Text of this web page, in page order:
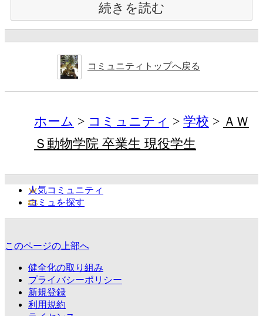
続きを読む
コミュニティトップへ戻る
ホーム コミュニティ 学校
ＡＷ
Ｓ動物学院 卒業生 現役学生
人気コミュニティ
コミュを探す
このページの上部へ
健全化の取り組み
プライバシーポリシー
新規登録
利用規約